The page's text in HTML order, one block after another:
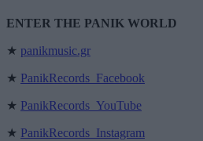
ENTER THE PANIK WORLD
★ panikmusic.gr
★ PanikRecords_Facebook
★ PanikRecords_YouTube
★ PanikRecords_Instagram